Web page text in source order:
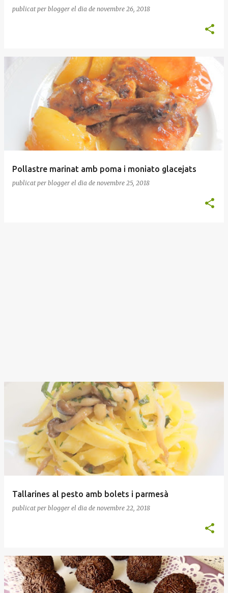
publicat per blogger el dia de novembre 26, 2018
Pollastre marinat amb poma i moniato glacejats
publicat per blogger el dia de novembre 25, 2018
Tallarines al pesto amb bolets i parmesà
publicat per blogger el dia de novembre 22, 2018